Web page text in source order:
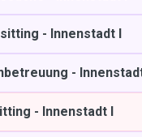
- Innenstadt I
-
- Innenstadt I